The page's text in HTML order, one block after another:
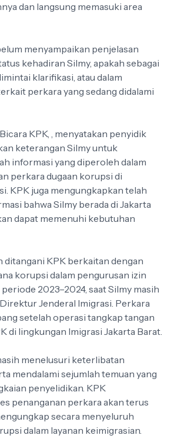
dan langsung memasuki area
menyampaikan penjelasan
kehadiran Silmy, apakah sebagai
klarifikasi, atau dalam
perkara yang sedang didalami
KPK, , menyatakan penyidik
keterangan Silmy untuk
informasi yang diperoleh dalam
perkara dugaan korupsi di
KPK juga mengungkapkan telah
bahwa Silmy berada di Jakarta
dapat memenuhi kebutuhan
ditangani KPK berkaitan dengan
korupsi dalam pengurusan izin
2023–2024, saat Silmy masih
Jenderal Imigrasi. Perkara
setelah operasi tangkap tangan
di lingkungan Imigrasi Jakarta Barat.
menelusuri keterlibatan
mendalami sejumlah temuan yang
penyelidikan. KPK
penanganan perkara akan terus
secara menyeluruh
dalam layanan keimigrasian.